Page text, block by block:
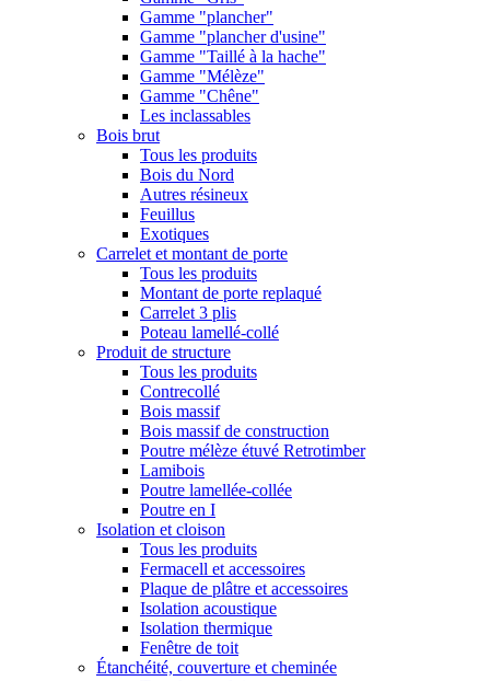
Gamme "plancher"
Gamme "plancher d'usine"
Gamme "Taillé à la hache"
Gamme "Mélèze"
Gamme "Chêne"
Les inclassables
Bois brut
Tous les produits
Bois du Nord
Autres résineux
Feuillus
Exotiques
Carrelet et montant de porte
Tous les produits
Montant de porte replaqué
Carrelet 3 plis
Poteau lamellé-collé
Produit de structure
Tous les produits
Contrecollé
Bois massif
Bois massif de construction
Poutre mélèze étuvé Retrotimber
Lamibois
Poutre lamellée-collée
Poutre en I
Isolation et cloison
Tous les produits
Fermacell et accessoires
Plaque de plâtre et accessoires
Isolation acoustique
Isolation thermique
Fenêtre de toit
Étanchéité, couverture et cheminée